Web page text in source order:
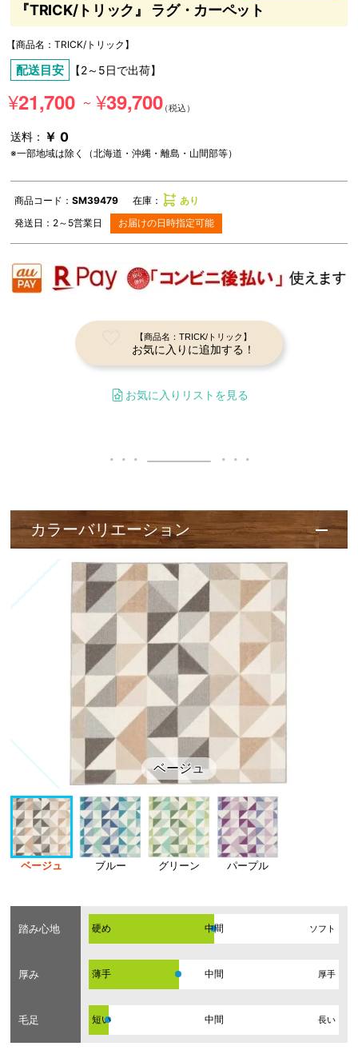
『TRICK/トリック』 ラグ・カーペット
【商品名：TRICK/トリック】
配送目安 【2～5日で出荷】
¥21,700 ～ ¥39,700
送料： ￥ 0
※一部地域は除く（北海道・沖縄・離島・山間部等）
商品コード：SM39479 在庫：
あり
発送日： 2～5営業日 お届けの日時指定可能
【商品名：TRICK/トリック】
お気に入りに追加する！
お気に入りリストを見る
カラーバリエーション
ベージュ
ベージュ ブルー グリーン パープル
踏み心地 硬め ソフト
厚み 薄手 厚手
毛足 短い 長い